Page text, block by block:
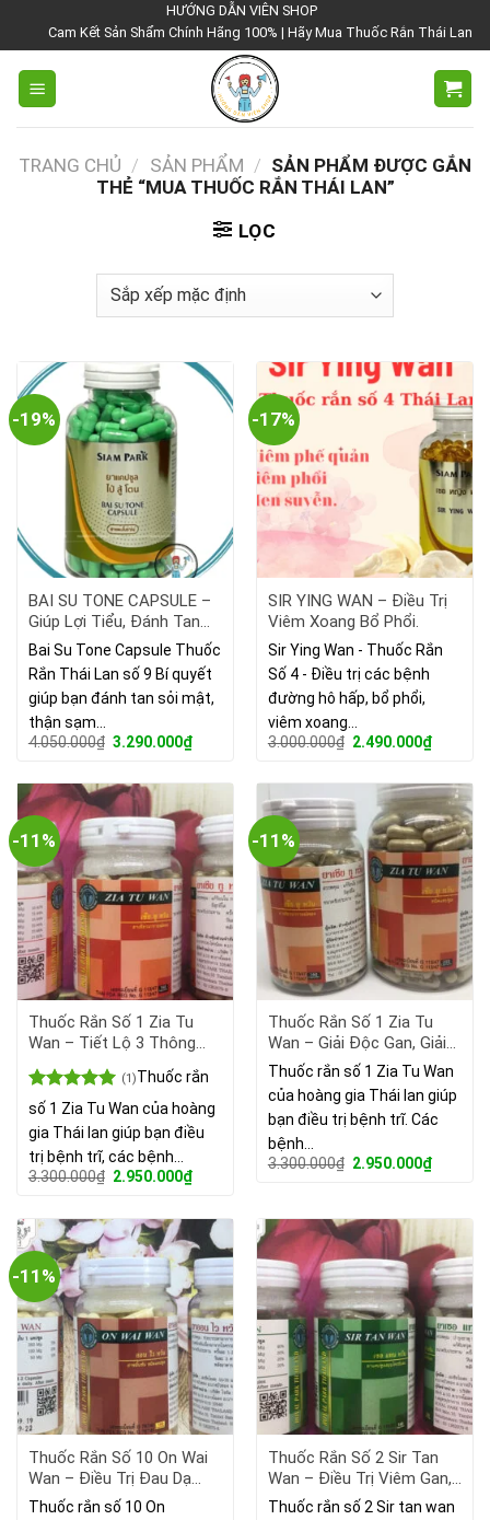
nội
dung
HƯỚNG DẪN VIÊN SHOP
Kết Sản Shẩm Chính Hãng 100% | Hãy Mua Thuốc Rắn Thái Lan Tại Hướng
TRANG CHỦ / SẢN PHẨM / SẢN PHẨM ĐƯỢC GẮN
THẺ “MUA THUỐC RẮN THÁI LAN”
LỌC
-19%
BAI SU TONE CAPSULE –
Giúp Lợi Tiểu, Đánh Tan
Sỏi Mật
Bai Su Tone Capsule Thuốc
Rắn Thái Lan số 9 Bí quyết
giúp bạn đánh tan sỏi mật,
thận sạm…
4.050.000₫ Giá
4.050.000₫.
3.290.000₫Giá
hiện
là:
3.290.000₫.
-17%
SIR YING WAN – Điều Trị
Viêm Xoang Bổ Phổi.
Sir Ying Wan - Thuốc Rắn
Số 4 - Điều trị các bệnh
đường hô hấp, bổ phổi,
viêm xoang…
3.000.000₫ Giá
3.000.000₫.
2.490.000₫Giá
hiện
là:
-11%
Thuốc Rắn Số 1 Zia Tu
Wan – Tiết Lộ 3 Thông
Tin Bạn Phải Biết Trước
Khi Sử Dụng !
Được xếp
5 sao
(1)Thuốc rắn
số 1 Zia Tu Wan của hoàng
gia Thái lan giúp bạn điều
trị bệnh trĩ, các bệnh…
3.300.000₫ Giá
3.300.000₫.
2.950.000₫Giá
hiện
là:
2.950.000₫.
-11%
Thuốc Rắn Số 1 Zia Tu
Wan – Giải Độc Gan, Giải
Độc Cơ Thể
Thuốc rắn số 1 Zia Tu Wan
của hoàng gia Thái lan giúp
bạn điều trị bệnh trĩ. Các
bệnh…
3.300.000₫ Giá
2.950.000₫Giá
hiện
-11%
Thuốc Rắn Số 10 On Wai
Wan – Điều Trị Đau Dạ
Dày, Tiêu Hóa
Thuốc rắn số 10 On
Thuốc Rắn Số 2 Sir Tan
Wan – Điều Trị Viêm Gan,
Tim Mạch, Làm Sáng Mắt.
Thuốc rắn số 2 Sir tan wan